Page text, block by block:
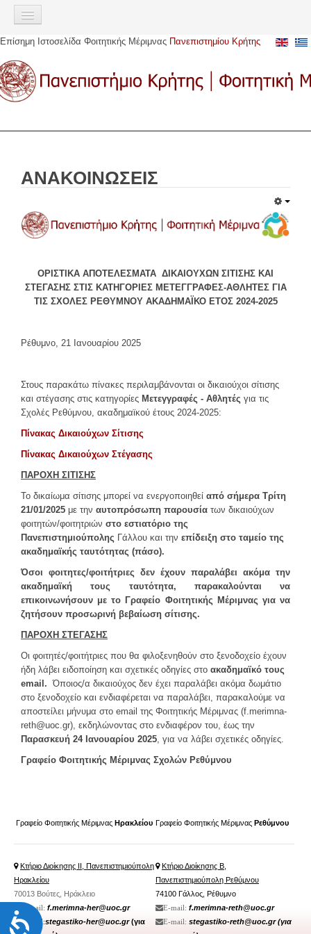
Σημείωση:
Αυτός
ιστότοπος
περιλαμβάνει
ένα
σύστημα
προσβασιμότητας.
Προσιτότητα
Επίσημη Ιστοσελίδα Φοιτητικής Μέριμνας Πανεπιστημίου Κρήτης
ΠΑΡΟΧΈΣ
Αστική μετακίνηση
Ευρωπαϊκή Κάρτα Ασφάλισης Ασθενείας (Ε.Κ.Α.Α)
Κοινωνική μέριμνα
Αθλητισμός
Φοιτητικό Κέντρο
Φωτογραφικό Λεύκωμα
ΑΝΑΚΟΙΝΩΣΕΙΣ
ΕΠΙΚΟΙΝΩΝΊΑ
Προσωπικό
Φοιτητική Μέριμνα Ηρακλείου
Συχνές Ερωτήσεις
Προτάσεις - Βελτιώσεις - Σκέψεις - Παράπονα
ΠΛΗΡΟΦΟΡΊΕΣ
ΑΝΑΚΟΙΝΩΣΕΙΣ
ΟΡΙΣΤΙΚΑ ΑΠΟΤΕΛΕΣΜΑΤΑ ΔΙΚΑΙΟΥΧΩΝ ΣΙΤΙΣΗΣ ΚΑΙ
ΣΤΕΓΑΣΗΣ ΣΤΙΣ ΚΑΤΗΓΟΡΙΕΣ ΜΕΤΕΓΓΡΑΦΕΣ-ΑΘΛΗΤΕΣ ΓΙΑ
ΤΙΣ ΣΧΟΛΕΣ ΡΕΘΥΜΝΟΥ ΑΚΑΔΗΜΑΪΚΟ ΕΤΟΣ 2024-2025
Ρέθυμνο, 21 Ιανουαρίου 2025
Στους παρακάτω πίνακες περιλαμβάνονται οι δικαιούχοι σίτισης
και στέγασης στις κατηγορίες Μετεγγραφές - Αθλητές για τις
Σχολές Ρεθύμνου, ακαδημαϊκού έτους 2024-2025:
Πίνακας Δικαιούχων Σίτισης
Πίνακας Δικαιούχων Στέγασης
ΠΑΡΟΧΗ ΣΙΤΙΣΗΣ
Το δικαίωμα σίτισης μπορεί να ενεργοποιηθεί από σήμερα Τρίτη
21/01/2025 με την αυτοπρόσωπη παρουσία των δικαιούχων
φοιτητών/φοιτητριών στο εστιατόριο της
Πανεπιστημιούπολης Γάλλου και την επίδειξη στο ταμείο της
ακαδημαϊκής ταυτότητας (πάσο).
Όσοι φοιτητες/φοιτήτριες δεν έχουν παραλάβει ακόμα την
ακαδημαϊκή τους ταυτότητα, παρακαλούνται να
επικοινωνήσουν με το Γραφείο Φοιτητικής Μέριμνας για να
ζητήσουν προσωρινή βεβαίωση σίτισης.
ΠΑΡΟΧΗ ΣΤΕΓΑΣΗΣ
Οι φοιτητές/φοιτήτριες που θα φιλοξενηθούν στο ξενοδοχείο έχουν
ήδη λάβει ειδοποίηση και σχετικές οδηγίες στο ακαδημαϊκό τους
email. Όποιος/α δικαιούχος δεν έχει παραλάβει ακόμα δωμάτιο
στο ξενοδοχείο και ενδιαφέρεται να παραλάβει, παρακαλούμε να
αποστείλει μήνυμα στο email της Φοιτητικής Μέριμνας (f.merimna-
reth@uoc.gr), εκδηλώνοντας στο ενδιαφέρον του, έως την
Παρασκευή 24 Ιανουαρίου 2025, για να λάβει σχετικές οδηγίες.
Γραφείο Φοιτητικής Μέριμνας Σχολών Ρεθύμνου
Γραφείο Φοιτητικής Μέριμνας Ηρακλείου
Κτήριο Διοίκησης ΙΙ, Πανεπιστημιούπολη
Ηρακλείου
70013 Βούτες, Ηράκλειο
Ε-mail: f.merimna-her@uoc.gr
Ε-mail:stegastiko-her@uoc.gr(για
Γραφείο Φοιτητικής Μέριμνας Ρεθύμνου
Κτήριο Διοίκησης Β,
Πανεπιστημιούπολη Ρεθύμνου
74100 Γάλλος, Ρέθυμνο
Ε-mail: f.merimna-reth@uoc.gr
Ε-mail: stegastiko-reth@uoc.gr(για